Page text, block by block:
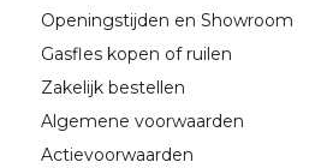
Openingstijden en Showroom
Gasfles kopen of ruilen
Zakelijk bestellen
Algemene voorwaarden
Actievoorwaarden